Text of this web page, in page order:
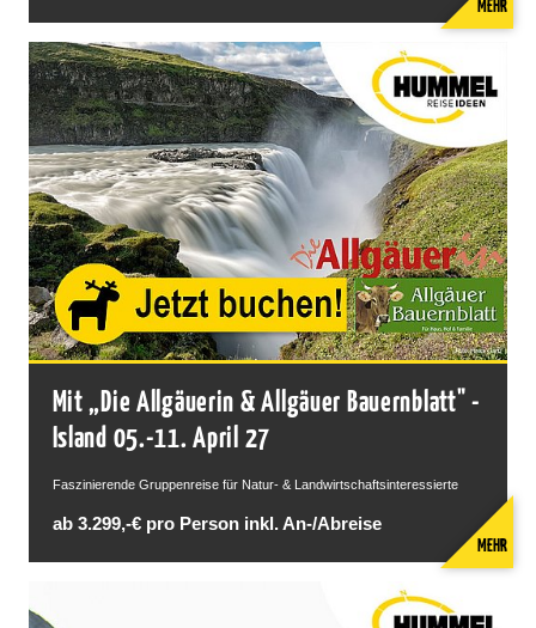
MEHR
Mit „Die Allgäuerin & Allgäuer Bauernblatt" -
Island 05.-11. April 27
Faszinierende Gruppenreise für Natur- & Landwirtschaftsinteressierte
ab 3.299,-€ pro Person inkl. An-/Abreise
MEHR